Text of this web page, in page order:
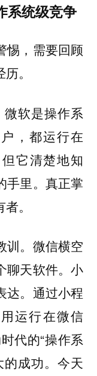
系统级竞争
惕，需要回顾
。
软是操作系
，都运行在
它清楚地知
手里。真正掌
。
训。微信横空
聊天软件。小
达。通过小程
运行在微信
代的“操作系
的成功。今天